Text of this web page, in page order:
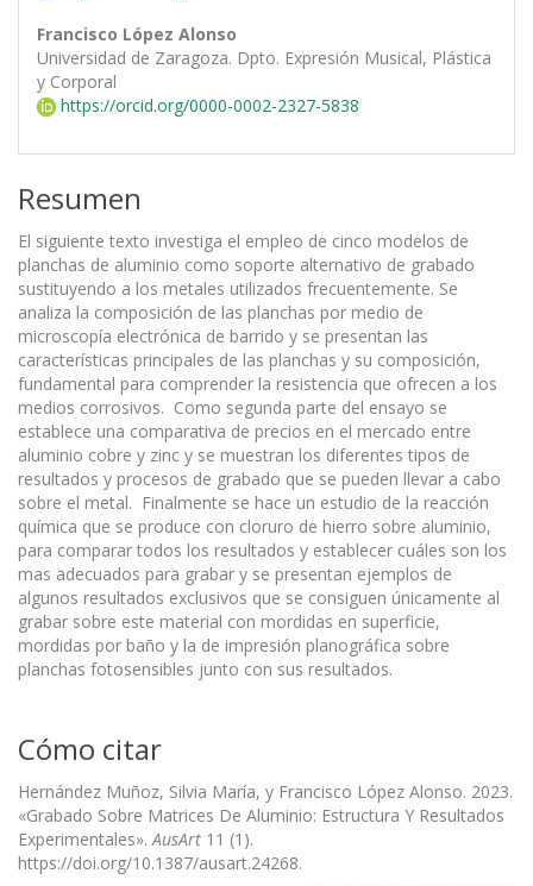
Francisco López Alonso
Universidad de Zaragoza. Dpto. Expresión Musical, Plástica
y Corporal
https://orcid.org/0000-0002-2327-5838
Resumen
El siguiente texto investiga el empleo de cinco modelos de
planchas de aluminio como soporte alternativo de grabado
sustituyendo a los metales utilizados frecuentemente. Se
analiza la composición de las planchas por medio de
microscopía electrónica de barrido y se presentan las
características principales de las planchas y su composición,
fundamental para comprender la resistencia que ofrecen a los
medios corrosivos. Como segunda parte del ensayo se
establece una comparativa de precios en el mercado entre
aluminio cobre y zinc y se muestran los diferentes tipos de
resultados y procesos de grabado que se pueden llevar a cabo
sobre el metal. Finalmente se hace un estudio de la reacción
química que se produce con cloruro de hierro sobre aluminio,
para comparar todos los resultados y establecer cuáles son los
mas adecuados para grabar y se presentan ejemplos de
algunos resultados exclusivos que se consiguen únicamente al
grabar sobre este material con mordidas en superficie,
mordidas por baño y la de impresión planográfica sobre
planchas fotosensibles junto con sus resultados.
Cómo citar
Hernández Muñoz, Silvia María, y Francisco López Alonso. 2023.
«Grabado Sobre Matrices De Aluminio: Estructura Y Resultados
Experimentales».AusArt 11 (1).
https://doi.org/10.1387/ausart.24268.